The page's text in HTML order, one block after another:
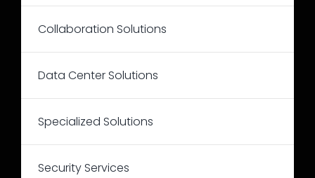
Collaboration Solutions
Data Center Solutions
Specialized Solutions
Security Services